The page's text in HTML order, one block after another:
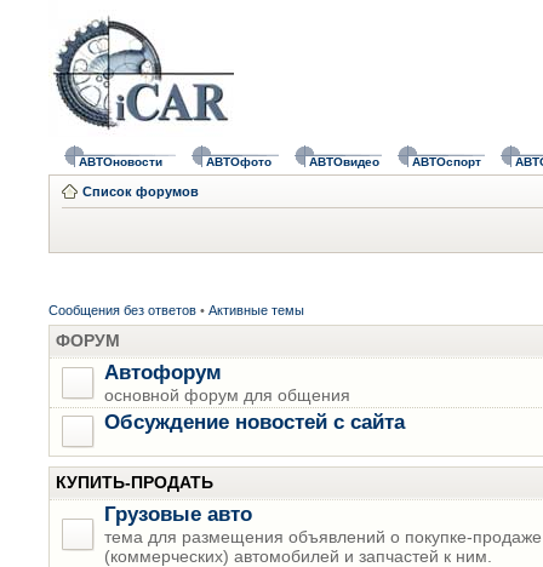
АВТОновости АВТОфото АВТОвидео АВТОспорт
Список форумов
Сообщения без ответов • Активные темы
ФОРУМ
Автофорум
основной форум для общения
Обсуждение новостей с сайта
КУПИТЬ-ПРОДАТЬ
Грузовые авто
тема для размещения объявлений о покупке-продаже
(коммерческих) автомобилей и запчастей к ним.